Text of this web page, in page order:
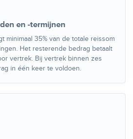
en -termijnen
minimaal 35% van de totale reissom
Het resterende bedrag betaalt
vertrek. Bij vertrek binnen zes
in één keer te voldoen.